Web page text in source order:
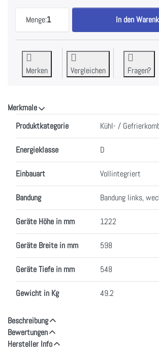
Menge:1
V-ZUG Kühl-/Gefriergerät
In den
Merken Vergleichen Fragen?
Merkmale
Produktkategorie Kühl- /
Energieklasse D
Einbauart Vollintegriert
Bandung Bandung links,
Geräte Höhe in mm 1222
Geräte Breite in mm 598
Geräte Tiefe in mm 548
Gewicht in Kg 49.2
Beschreibung
Bewertungen
Hersteller Info